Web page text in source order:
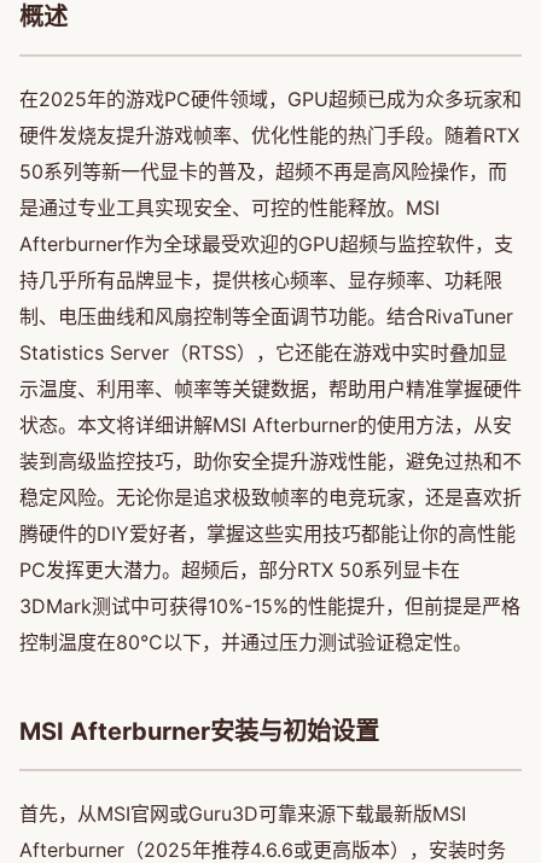
概述
在2025年的游戏PC硬件领域，GPU超频已成为众多玩家和
硬件发烧友提升游戏帧率、优化性能的热门手段。随着RTX
50系列等新一代显卡的普及，超频不再是高风险操作，而
是通过专业工具实现安全、可控的性能释放。MSI
Afterburner作为全球最受欢迎的GPU超频与监控软件，支
持几乎所有品牌显卡，提供核心频率、显存频率、功耗限
制、电压曲线和风扇控制等全面调节功能。结合RivaTuner
Statistics Server（RTSS），它还能在游戏中实时叠加显
示温度、利用率、帧率等关键数据，帮助用户精准掌握硬件
状态。本文将详细讲解MSI Afterburner的使用方法，从安
装到高级监控技巧，助你安全提升游戏性能，避免过热和不
稳定风险。无论你是追求极致帧率的电竞玩家，还是喜欢折
腾硬件的DIY爱好者，掌握这些实用技巧都能让你的高性能
PC发挥更大潜力。超频后，部分RTX 50系列显卡在
3DMark测试中可获得10%-15%的性能提升，但前提是严格
控制温度在80°C以下，并通过压力测试验证稳定性。
MSI Afterburner安装与初始设置
首先，从MSI官网或Guru3D可靠来源下载最新版MSI
Afterburner（2025年推荐4.6.6或更高版本），安装时务